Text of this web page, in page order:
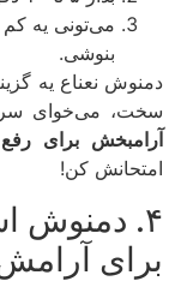
می‌تونی یه کم
بنوشی.
نعناع یه گزینه‌ی
می‌خوای
برای رفع
کن!
دمنوش
آرامش